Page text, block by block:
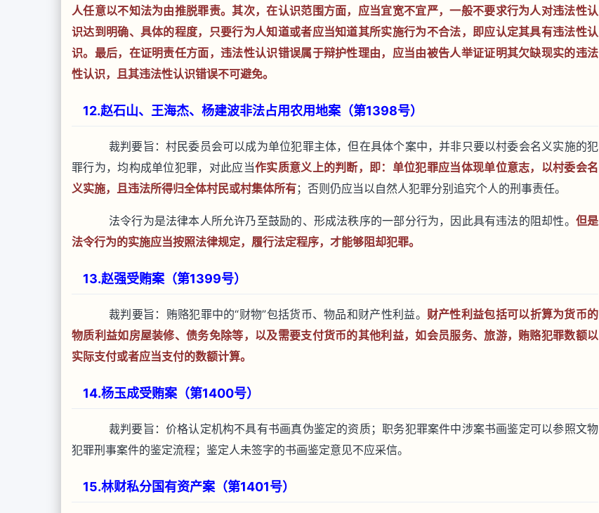
人任意以不知法为由推脱罪责。其次，在认识范围方面，应当宜宽不宜严，一般不要求行为人对违法性认
识达到明确、具体的程度，只要行为人知道或者应当知道其所实施行为不合法，即应认定其具有违法性认
识。最后，在证明责任方面，违法性认识错误属于辩护性理由，应当由被告人举证证明其欠缺现实的违法
性认识，且其违法性认识错误不可避免。
12.赵石山、王海杰、杨建波非法占用农用地案（第1398号）
裁判要旨：村民委员会可以成为单位犯罪主体，但在具体个案中，并非只要以村委会名义实施的犯
罪行为，均构成单位犯罪，对此应当作实质意义上的判断，即：单位犯罪应当体现单位意志，以村委会名
义实施，且违法所得归全体村民或村集体所有；否则仍应当以自然人犯罪分别追究个人的刑事责任。
法令行为是法律本人所允许乃至鼓励的、形成法秩序的一部分行为，因此具有违法的阻却性。 但是
法令行为的实施应当按照法律规定，履行法定程序，才能够阻却犯罪。
13.赵强受贿案（第1399号）
裁判要旨：贿赂犯罪中的“财物”包括货币、物品和财产性利益。 财产性利益包括可以折算为货币的
物质利益如房屋装修、债务免除等，以及需要支付货币的其他利益，如会员服务、旅游，贿赂犯罪数额以
实际支付或者应当支付的数额计算。
14.杨玉成受贿案（第1400号）
裁判要旨：价格认定机构不具有书画真伪鉴定的资质；职务犯罪案件中涉案书画鉴定可以参照文物
犯罪刑事案件的鉴定流程；鉴定人未签字的书画鉴定意见不应采信。
15.林财私分国有资产案（第1401号）